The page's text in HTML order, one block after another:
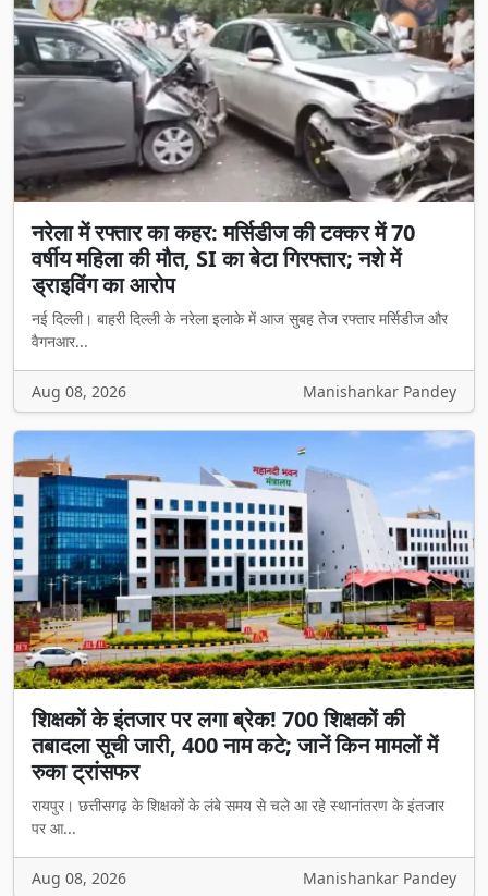
नरेला में रफ्तार का कहर: मर्सिडीज की टक्कर में 70
वर्षीय महिला की मौत, SI का बेटा गिरफ्तार; नशे में
ड्राइविंग का आरोप
नई दिल्ली। बाहरी दिल्ली के नरेला इलाके में आज सुबह तेज रफ्तार मर्सिडीज और
वैगनआर...
Aug 08, 2026 Manishankar Pandey
शिक्षकों के इंतजार पर लगा ब्रेक! 700 शिक्षकों की
तबादला सूची जारी, 400 नाम कटे; जानें किन मामलों में
रुका ट्रांसफर
रायपुर। छत्तीसगढ़ के शिक्षकों के लंबे समय से चले आ रहे स्थानांतरण के इंतजार
पर आ...
Aug 08, 2026 Manishankar Pandey